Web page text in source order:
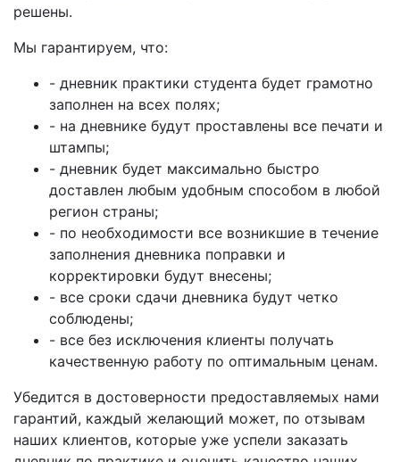
решены.
Мы гарантируем, что:
- дневник практики студента будет грамотно
заполнен на всех полях;
- на дневнике будут проставлены все печати и
штампы;
- дневник будет максимально быстро
доставлен любым удобным способом в любой
регион страны;
- по необходимости все возникшие в течение
заполнения дневника поправки и
корректировки будут внесены;
- все сроки сдачи дневника будут четко
соблюдены;
- все без исключения клиенты получать
качественную работу по оптимальным ценам.
Убедится в достоверности предоставляемых нами
гарантий, каждый желающий может, по отзывам
наших клиентов, которые уже успели заказать